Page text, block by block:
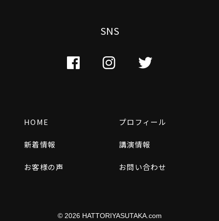
SNS
HOME プロフィール
新着情報 講演情報
お客様の声 お問い合わせ
© 2026 HATTORIYASUTAKA.com